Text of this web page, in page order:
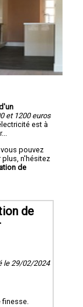
et 1200 euros
est à
pouvez
plus, n'hésitez
de
de
le 29/02/2024
finesse.